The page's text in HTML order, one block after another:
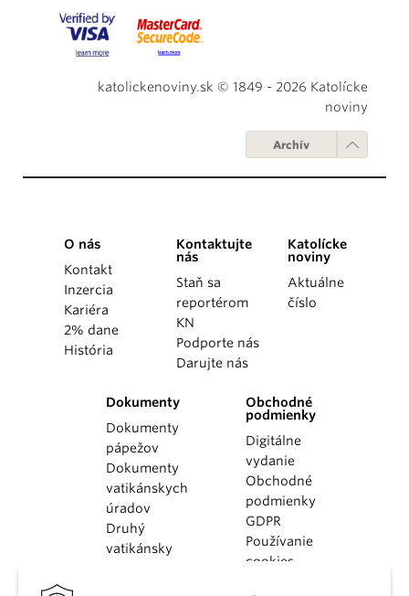
katolickenoviny.sk © 1849 - 2026 Katolícke
noviny
Archív
O nás
Kontakt
Inzercia
Kariéra
2% dane
História
Kontaktujte
nás
Staň sa
reportérom
KN
Podporte nás
Darujte nás
Katolícke
noviny
Aktuálne
číslo
Dokumenty
Dokumenty
pápežov
Dokumenty
vatikánskych
úradov
Druhý
vatikánsky
Obchodné
podmienky
Digitálne
vydanie
Obchodné
podmienky
GDPR
Používanie
cookies